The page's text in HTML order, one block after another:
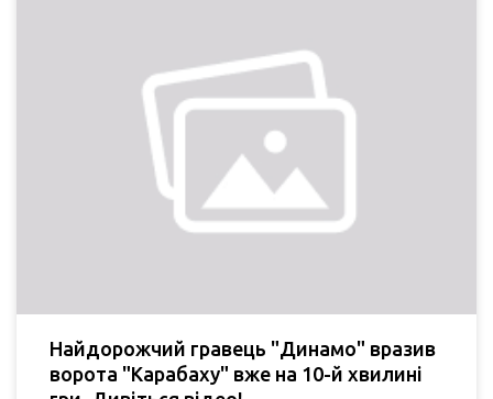
Найдорожчий гравець "Динамо" вразив
ворота "Карабаху" вже на 10-й хвилині